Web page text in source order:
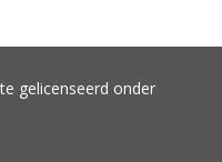
gelicenseerd onder